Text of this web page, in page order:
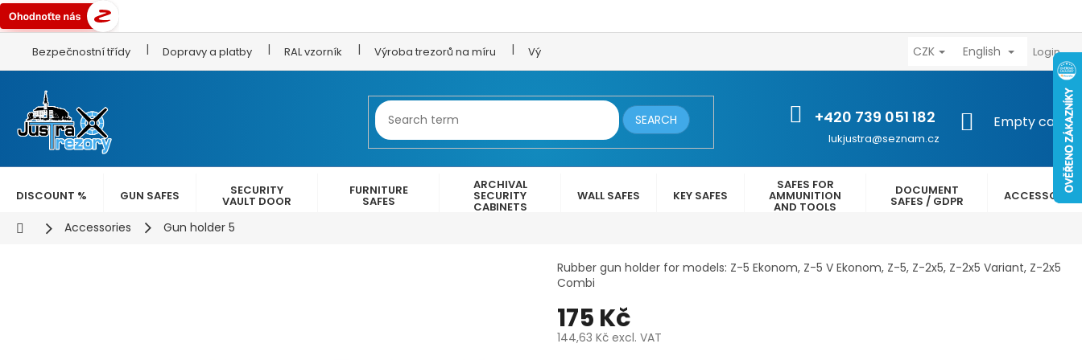
content
+420 739 051 182
lukjustra@seznam.cz
Bezpečnostní třídy Dopravy a platby RAL vzorník Výroba trezorů na míru Výroba trezorových dveří Reklamační řád Obchodní
CZK English Login
SEARCH
SHOPPING
Empty cart
DISCOUNT % GUN SAFES SECURITY
VAULT DOOR
FURNITURE
SAFES
ARCHIVAL
SECURITY
CABINETS
WALL SAFES KEY SAFES
SAFES FOR
AMMUNITION
AND TOOLS
DOCUMENT
SAFES / GDPR ACCESSORIES
HomeAccessories Gun holder 5
175 Kč
144,63 Kč excl. VAT
Rubber gun holder for models: Z-5 Ekonom, Z-5 V Ekonom, Z-5, Z-2x5, Z-2x5 Variant, Z-2x5
Combi